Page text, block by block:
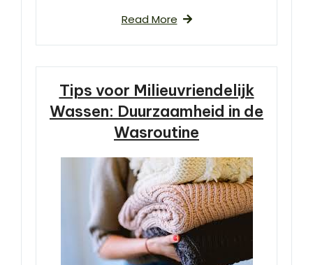
Read More
Tips voor Milieuvriendelijk
Wassen: Duurzaamheid in de
Wasroutine